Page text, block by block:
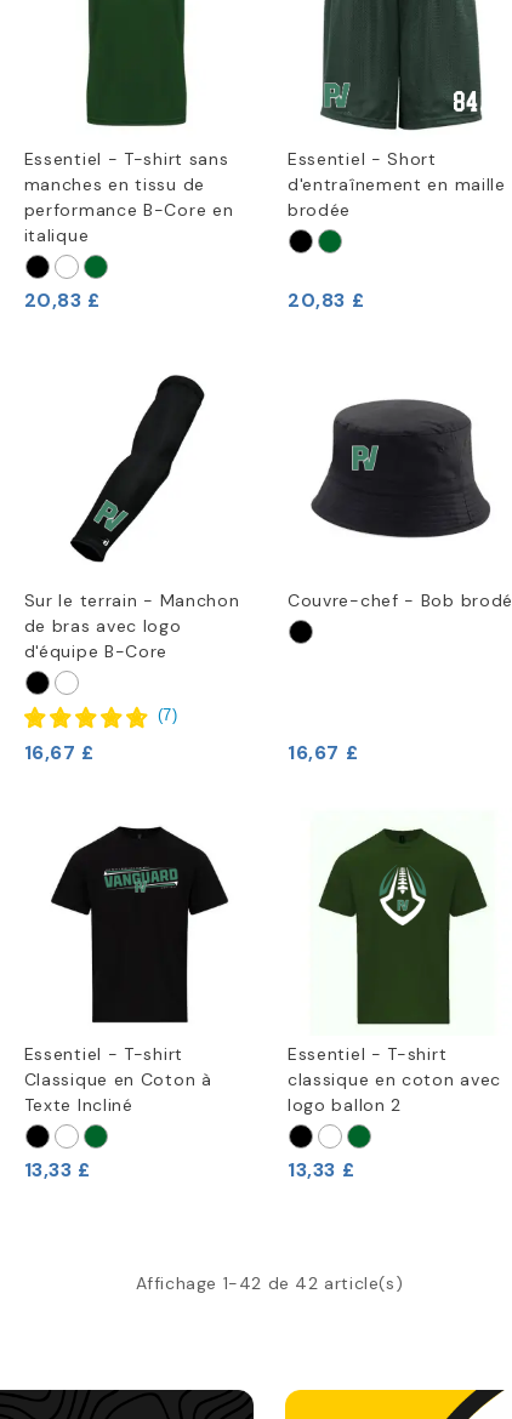
Essentiel - T-shirt sans
manches en tissu de
performance B-Core en
italique
20,83 £
Essentiel - Short
d'entraînement en maille
brodée
20,83 £
Sur le terrain - Manchon
de bras avec logo
d'équipe B-Core
(7)
16,67 £
Couvre-chef - Bob brodé
16,67 £
Essentiel - T-shirt
Classique en Coton à
Texte Incliné
13,33 £
Essentiel - T-shirt
classique en coton avec
logo ballon 2
13,33 £
Affichage 1-42 de 42 article(s)